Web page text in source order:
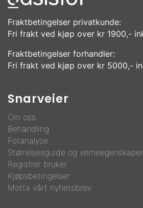
Fraktbetingelser privatkunde:
Fri frakt ved kjøp over kr 1900,-
Fraktbetingelser forhandler:
Fri frakt ved kjøp over kr 5000,-
Snarveier
Om oss
Behandling
Fotanalyse
Størrelsesguide og verneegenskaper
Registrer bruker
Kjøpsbetingelser
Motta vårt nyhetsbrev